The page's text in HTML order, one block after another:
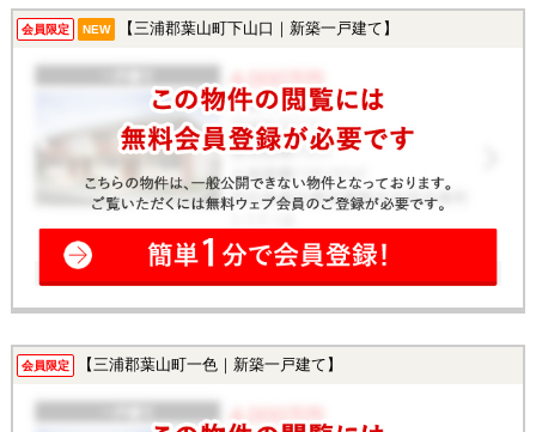
会員限定 NEW 【三浦郡葉山町下山口｜新築一戸建て】
会員限定 【三浦郡葉山町一色｜新築一戸建て】